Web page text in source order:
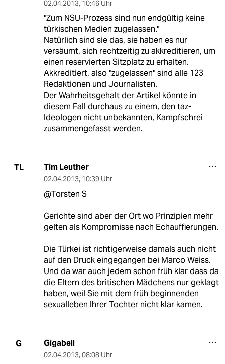
02.04.2013, 10:46 Uhr
"Zum NSU-Prozess sind nun endgültig keine
türkischen Medien zugelassen."
Natürlich sind sie das, sie haben es nur
versäumt, sich rechtzeitig zu akkreditieren, um
einen reservierten Sitzplatz zu erhalten.
Akkreditiert, also "zugelassen" sind alle 123
Redaktionen und Journalisten.
Der Wahrheitsgehalt der Artikel könnte in
diesem Fall durchaus zu einem, den taz-
Ideologen nicht unbekannten, Kampfschrei
zusammengefasst werden.
TL Tim Leuther
02.04.2013, 10:39 Uhr
@Torsten S
Gerichte sind aber der Ort wo Prinzipien mehr
gelten als Kompromisse nach Echauffierungen.
Die Türkei ist richtigerweise damals auch nicht
auf den Druck eingegangen bei Marco Weiss.
Und da war auch jedem schon früh klar dass da
die Eltern des britischen Mädchens nur geklagt
haben, weil Sie mit dem früh beginnenden
sexualleben Ihrer Tochter nicht klar kamen.
G Gigabell
02.04.2013, 08:08 Uhr